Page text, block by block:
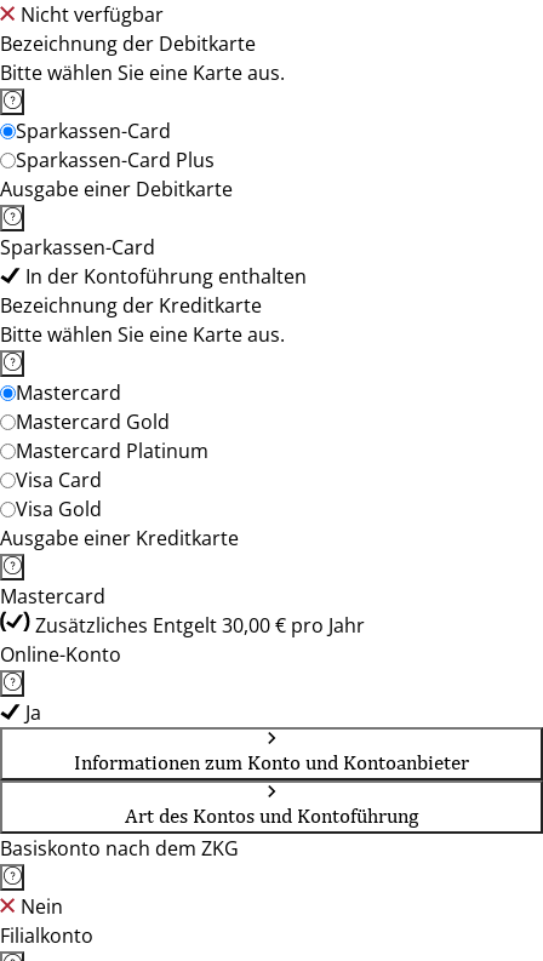
Nicht verfügbar
Bezeichnung der Debitkarte
Bitte wählen Sie eine Karte aus.
Sparkassen-Card
Sparkassen-Card Plus
Ausgabe einer Debitkarte
Sparkassen-Card
In der Kontoführung enthalten
Bezeichnung der Kreditkarte
Bitte wählen Sie eine Karte aus.
Mastercard
Mastercard Gold
Mastercard Platinum
Visa Card
Visa Gold
Ausgabe einer Kreditkarte
Mastercard
Zusätzliches Entgelt 30,00 € pro Jahr
Online-Konto
Ja
Informationen zum Konto und Kontoanbieter
Art des Kontos und Kontoführung
Basiskonto nach dem ZKG
Nein
Filialkonto